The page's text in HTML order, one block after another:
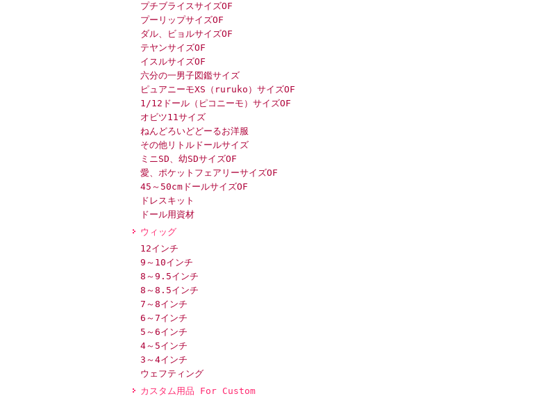
プチブライスサイズOF
プーリップサイズOF
ダル、ビョルサイズOF
テヤンサイズOF
イスルサイズOF
六分の一男子図鑑サイズ
ピュアニーモXS（ruruko）サイズOF
1/12ドール（ピコニーモ）サイズOF
オビツ11サイズ
ねんどろいどどーるお洋服
その他リトルドールサイズ
ミニSD、幼SDサイズOF
愛、ポケットフェアリーサイズOF
45～50cmドールサイズOF
ドレスキット
ドール用資材
ウィッグ
12インチ
9～10インチ
8～9.5インチ
8～8.5インチ
7～8インチ
6～7インチ
5～6インチ
4～5インチ
3～4インチ
ウェフティング
カスタム用品 For Custom